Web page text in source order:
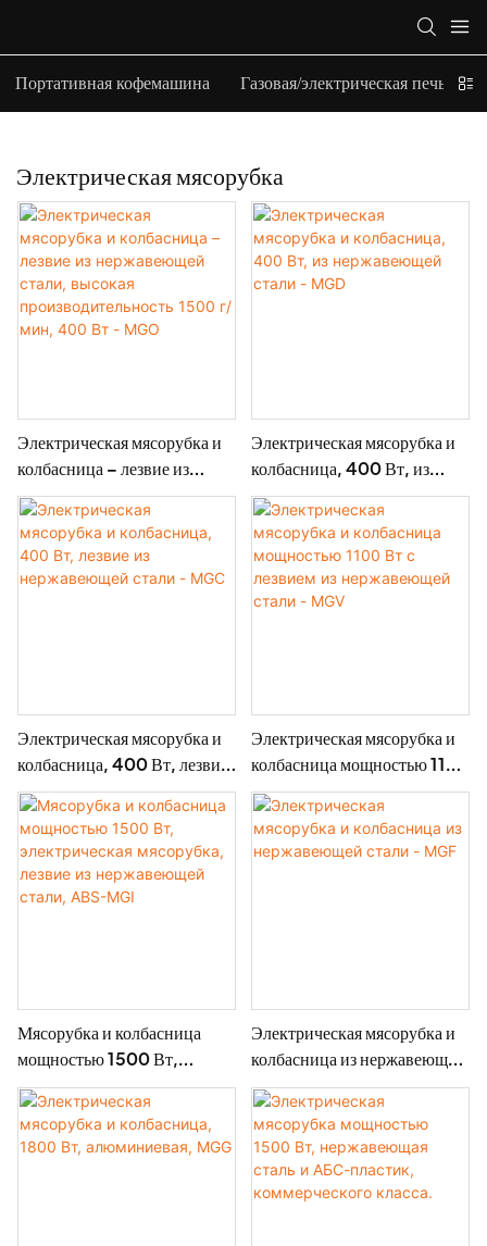
Портативная кофемашина Газовая/электрическая печь-
Электрическая мясорубка
Электрическая мясорубка и
колбасница – лезвие из
нержавеющей стали,
высокая производительность
1500 г/мин, 400 Вт -
MGO
Электрическая мясорубка и
колбасница, 400 Вт, из
нержавеющей стали - MGD
Электрическая мясорубка и
колбасница, 400 Вт, лезвие
из нержавеющей стали -
MGC
Электрическая мясорубка и
колбасница мощностью 1100
Вт с лезвием из
нержавеющей стали - MGV
Мясорубка и колбасница
мощностью 1500 Вт,
электрическая мясорубка,
лезвие из нержавеющей
стали, ABS-MGI
Электрическая мясорубка и
колбасница из нержавеющей
стали - MGF